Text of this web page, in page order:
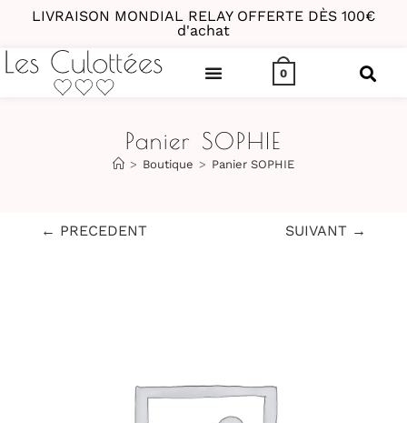
LIVRAISON MONDIAL RELAY OFFERTE DÈS 100€
d'achat
0
Panier SOPHIE
> Boutique > Panier SOPHIE
← PRECEDENT SUIVANT →